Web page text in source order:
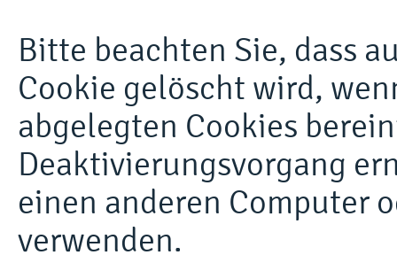
Bitte beachten Sie, dass
Cookie gelöscht wird,
abgelegten Cookies
Deaktivierungsvorgang
einen anderen Computer
verwenden.